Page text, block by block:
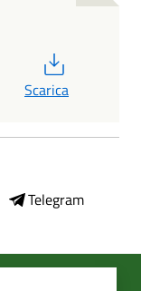
Scarica
Telegram